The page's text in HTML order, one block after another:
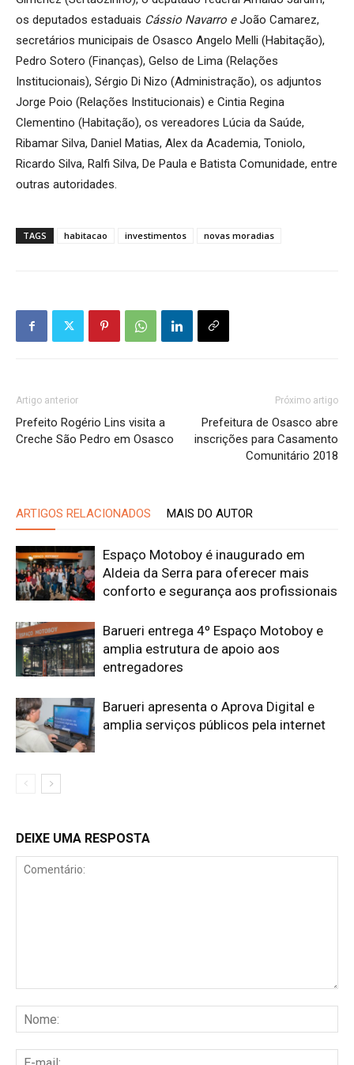
os deputados estaduais Cássio Navarro eJoão Camarez,
secretários municipais de Osasco Angelo Melli (Habitação),
Pedro Sotero (Finanças), Gelso de Lima (Relações
Institucionais), Sérgio Di Nizo (Administração), os adjuntos
Jorge Poio (Relações Institucionais) e Cintia Regina
Clementino (Habitação), os vereadores Lúcia da Saúde,
Ribamar Silva, Daniel Matias, Alex da Academia, Toniolo,
Ricardo Silva, Ralfi Silva, De Paula e Batista Comunidade, entre
outras autoridades.
TAGS habitacao investimentos novas moradias
Artigo anterior
Prefeito Rogério Lins visita a
Creche São Pedro em Osasco
Próximo artigo
Prefeitura de Osasco abre
inscrições para Casamento
Comunitário 2018
ARTIGOS RELACIONADOS MAIS DO AUTOR
Espaço Motoboy é inaugurado em
Aldeia da Serra para oferecer mais
conforto e segurança aos profissionais
Barueri entrega 4º Espaço Motoboy e
amplia estrutura de apoio aos
entregadores
Barueri apresenta o Aprova Digital e
amplia serviços públicos pela internet
DEIXE UMA RESPOSTA